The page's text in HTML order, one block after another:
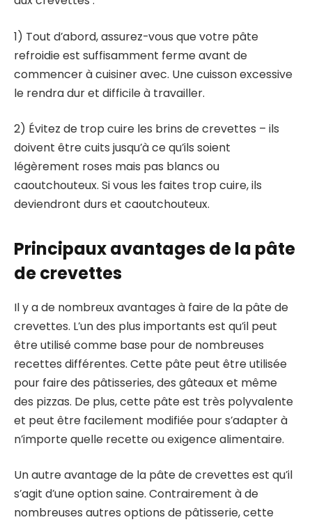
1) Tout d’abord, assurez-vous que votre pâte
refroidie est suffisamment ferme avant de
commencer à cuisiner avec. Une cuisson excessive
le rendra dur et difficile à travailler.
2) Évitez de trop cuire les brins de crevettes – ils
doivent être cuits jusqu’à ce qu’ils soient
légèrement roses mais pas blancs ou
caoutchouteux. Si vous les faites trop cuire, ils
deviendront durs et caoutchouteux.
Principaux avantages de la pâte
de crevettes
Il y a de nombreux avantages à faire de la pâte de
crevettes. L’un des plus importants est qu’il peut
être utilisé comme base pour de nombreuses
recettes différentes. Cette pâte peut être utilisée
pour faire des pâtisseries, des gâteaux et même
des pizzas. De plus, cette pâte est très polyvalente
et peut être facilement modifiée pour s’adapter à
n’importe quelle recette ou exigence alimentaire.
Un autre avantage de la pâte de crevettes est qu’il
s’agit d’une option saine. Contrairement à de
nombreuses autres options de pâtisserie, cette